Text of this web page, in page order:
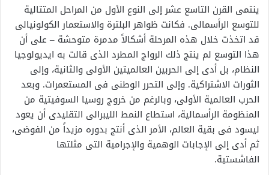
ينتمى القرن التاسع عشر إلى النوع الأول من المراحل المتتالية
للتوسع الرأسمالى. فكانت ظواهر البلترة والاستعمار الكولونيالى
قد اتخذت خلال هذه المرحلة أشكالاً مدمرة متوحشة – على أن
هذا التوسع لم ينتج ذلك الرواج المطرد الذى قالت به ايديولوجيا
النظام، بل أدى إلى الحربين العالميتين الأولى والثانية، وإلى
الثورات الاشتراكية. وإلى التحرر الوطنى فى المستعمرات. وبعد
الحرب العالمية الأولى، وبالرغم من خروج روسيا السوفيتية من
المنظومة الرأسمالية، استطاع النمط الليبرالى التقليدى أن يعود
ليسود فى بقية العالم، الأمر الذى أنتج بدوره مزيداً من الفوضى،
ثم أدى إلى الإجابات الوهمية والإجرامية التى مثلتها
الفاشستية.